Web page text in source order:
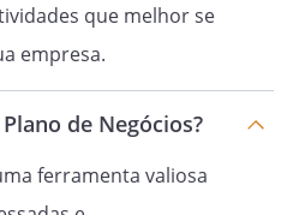
que melhor se
empresa.
de Negócios?
ferramenta valiosa